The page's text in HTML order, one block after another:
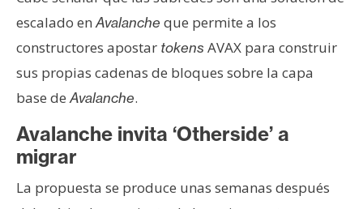
s
e
c
r
s
o
s
escalado enAvalanche que permite a los
constructores apostar tokens AVAX para construir
sus propias cadenas de bloques sobre la capa
base deAvalanche.
Avalanche invita ‘Otherside’ a
migrar
La propuesta se produce unas semanas después